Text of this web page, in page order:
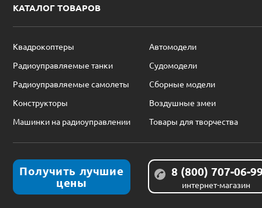
КАТАЛОГ ТОВАРОВ
Квадрокоптеры
Автомодели
Радиоуправляемые танки
Судомодели
Радиоуправляемые самолеты
Сборные модели
Конструкторы
Воздушные змеи
Машинки на радиоуправлении
Товары для творчества
Получить лучшие
цены
8 (800) 707-06-
интернет-магазин